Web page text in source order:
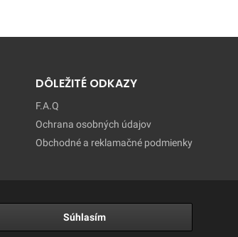
DÔLEŽITÉ ODKAZY
F.A.Q
Ochrana osobných údajov
Obchodné a reklamačné podmienky
Súhlasím